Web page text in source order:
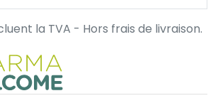
la TVA - Hors frais de livraison.